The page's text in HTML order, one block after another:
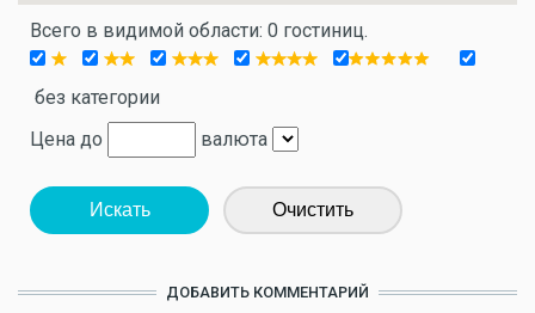
Всего в видимой области: 0 гостиниц.
без категории
Цена до
валюта
Искать Очистить
ДОБАВИТЬ КОММЕНТАРИЙ